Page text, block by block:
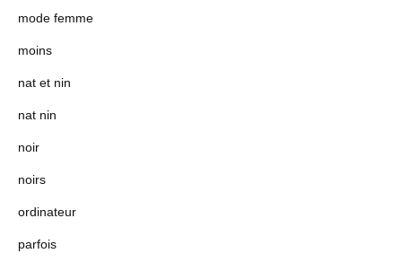
mode femme
moins
nat et nin
nat nin
noir
noirs
ordinateur
parfois